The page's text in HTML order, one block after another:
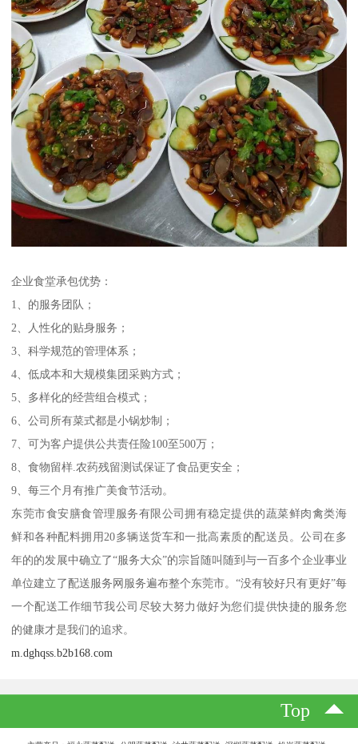
企业食堂承包优势：
1、的服务团队；
2、人性化的贴身服务；
3、科学规范的管理体系；
4、低成本和大规模集团采购方式；
5、多样化的经营组合模式；
6、公司所有菜式都是小锅炒制；
7、可为客户提供公共责任险100至500万；
8、食物留样.农药残留测试保证了食品更安全；
9、每三个月有推广美食节活动。
东莞市食安膳食管理服务有限公司拥有稳定提供的蔬菜鲜肉禽类海
鲜和各种配料拥用20多辆送货车和一批高素质的配送员。公司在多
年的的发展中确立了“服务大众”的宗旨随叫随到与一百多个企业事业
单位建立了配送服务网服务遍布整个东莞市。“没有较好只有更好”每
一个配送工作细节我公司尽较大努力做好为您们提供快捷的服务您
的健康才是我们的追求。
m.dghqss.b2b168.com
Top